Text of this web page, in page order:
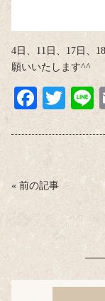
4日、11日、17日、
願いいたします^^
Fa
bo
ok
T
tte
« 前の記事